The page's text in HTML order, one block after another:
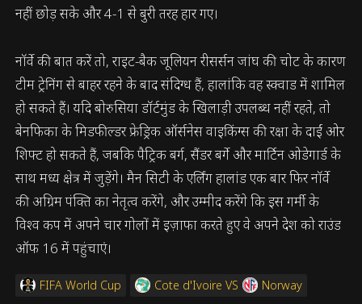
नहीं छोड़ सके और 4-1 से बुरी तरह हार गए।
नॉर्वे की बात करें तो, राइट-बैक जूलियन रीसर्सन जांघ की चोट के कारण
टीम ट्रेनिंग से बाहर रहने के बाद संदिग्ध हैं, हालांकि वह स्क्वाड में शामिल
हो सकते हैं। यदि बोरुसिया डॉर्टमुंड के खिलाड़ी उपलब्ध नहीं रहते, तो
बेनफिका के मिडफील्डर फ्रेड्रिक ऑर्सनेस वाइकिंग्स की रक्षा के दाईं ओर
शिफ्ट हो सकते हैं, जबकि पैट्रिक बर्ग, सैंडर बर्गे और मार्टिन ओडेगार्ड के
साथ मध्य क्षेत्र में जुड़ेंगे। मैन सिटी के एर्लिंग हालांड एक बार फिर नॉर्वे
की अग्रिम पंक्ति का नेतृत्व करेंगे, और उम्मीद करेंगे कि इस गर्मी के
विश्व कप में अपने चार गोलों में इज़ाफा करते हुए वे अपने देश को राउंड
ऑफ 16 में पहुंचाएं।
FIFA World Cup Cote d'Ivoire VS Norway